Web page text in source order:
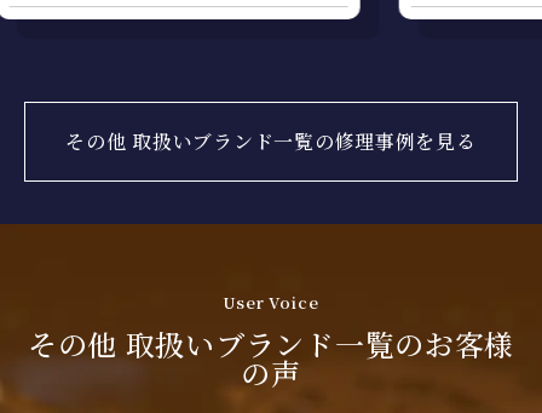
その他 取扱いブランド一覧の修理事例を見る
User Voice
その他 取扱いブランド一覧のお客様
の声